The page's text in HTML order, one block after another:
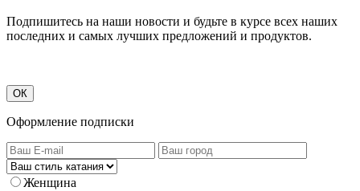
Подпишитесь на наши новости и будьте в курсе всех наших
последних и самых лучших предложений и продуктов.
ОК
Оформление подписки
Женщина